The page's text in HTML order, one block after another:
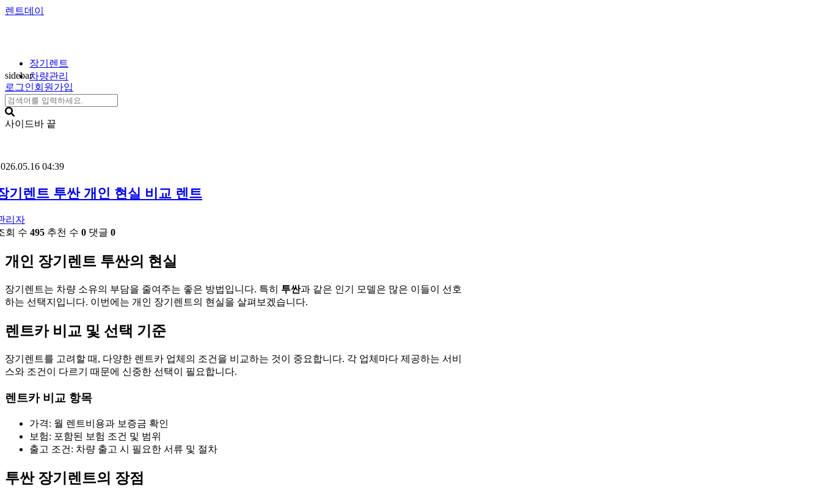
렌트데이
장기렌트
차량관리
sidebar
로그인회원가입
사이드바 끝
04:39
기렌트 투싼 개인 현실 비교 렌트
리자
회 수 495 추천 수 0 댓글 0
개인 장기렌트 투싼의 현실
장기렌트는 차량 소유의 부담을 줄여주는 좋은 방법입니다. 특히 투싼과 같은 인기 모델은 많은 이들이 선호
하는 선택지입니다. 이번에는 개인 장기렌트의 현실을 살펴보겠습니다.
렌트카 비교 및 선택 기준
장기렌트를 고려할 때, 다양한 렌트카 업체의 조건을 비교하는 것이 중요합니다. 각 업체마다 제공하는 서비
스와 조건이 다르기 때문에 신중한 선택이 필요합니다.
렌트카 비교 항목
가격: 월 렌트비용과 보증금 확인
보험: 포함된 보험 조건 및 범위
출고 조건: 차량 출고 시 필요한 서류 및 절차
투싼 장기렌트의 장점